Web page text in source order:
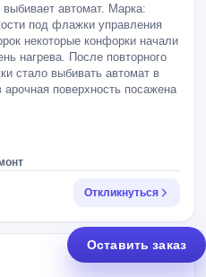
автомат. Марка:
под флажки управления
некоторые конфорки начали
нагрева. После повторного
стало выбивать автомат в
поверхность посажена
Откликнуться
Оставить заказ